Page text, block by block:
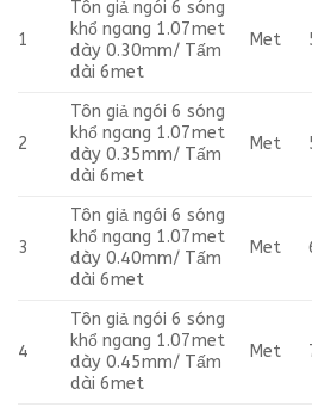
1
Tôn giả ngói 6 sóng
khổ ngang 1.07met
dày 0.30mm/ Tấm
dài 6met
Met
2
Tôn giả ngói 6 sóng
khổ ngang 1.07met
dày 0.35mm/ Tấm
dài 6met
Met
3
Tôn giả ngói 6 sóng
khổ ngang 1.07met
dày 0.40mm/ Tấm
dài 6met
Met
4
Tôn giả ngói 6 sóng
khổ ngang 1.07met
dày 0.45mm/ Tấm
dài 6met
Met